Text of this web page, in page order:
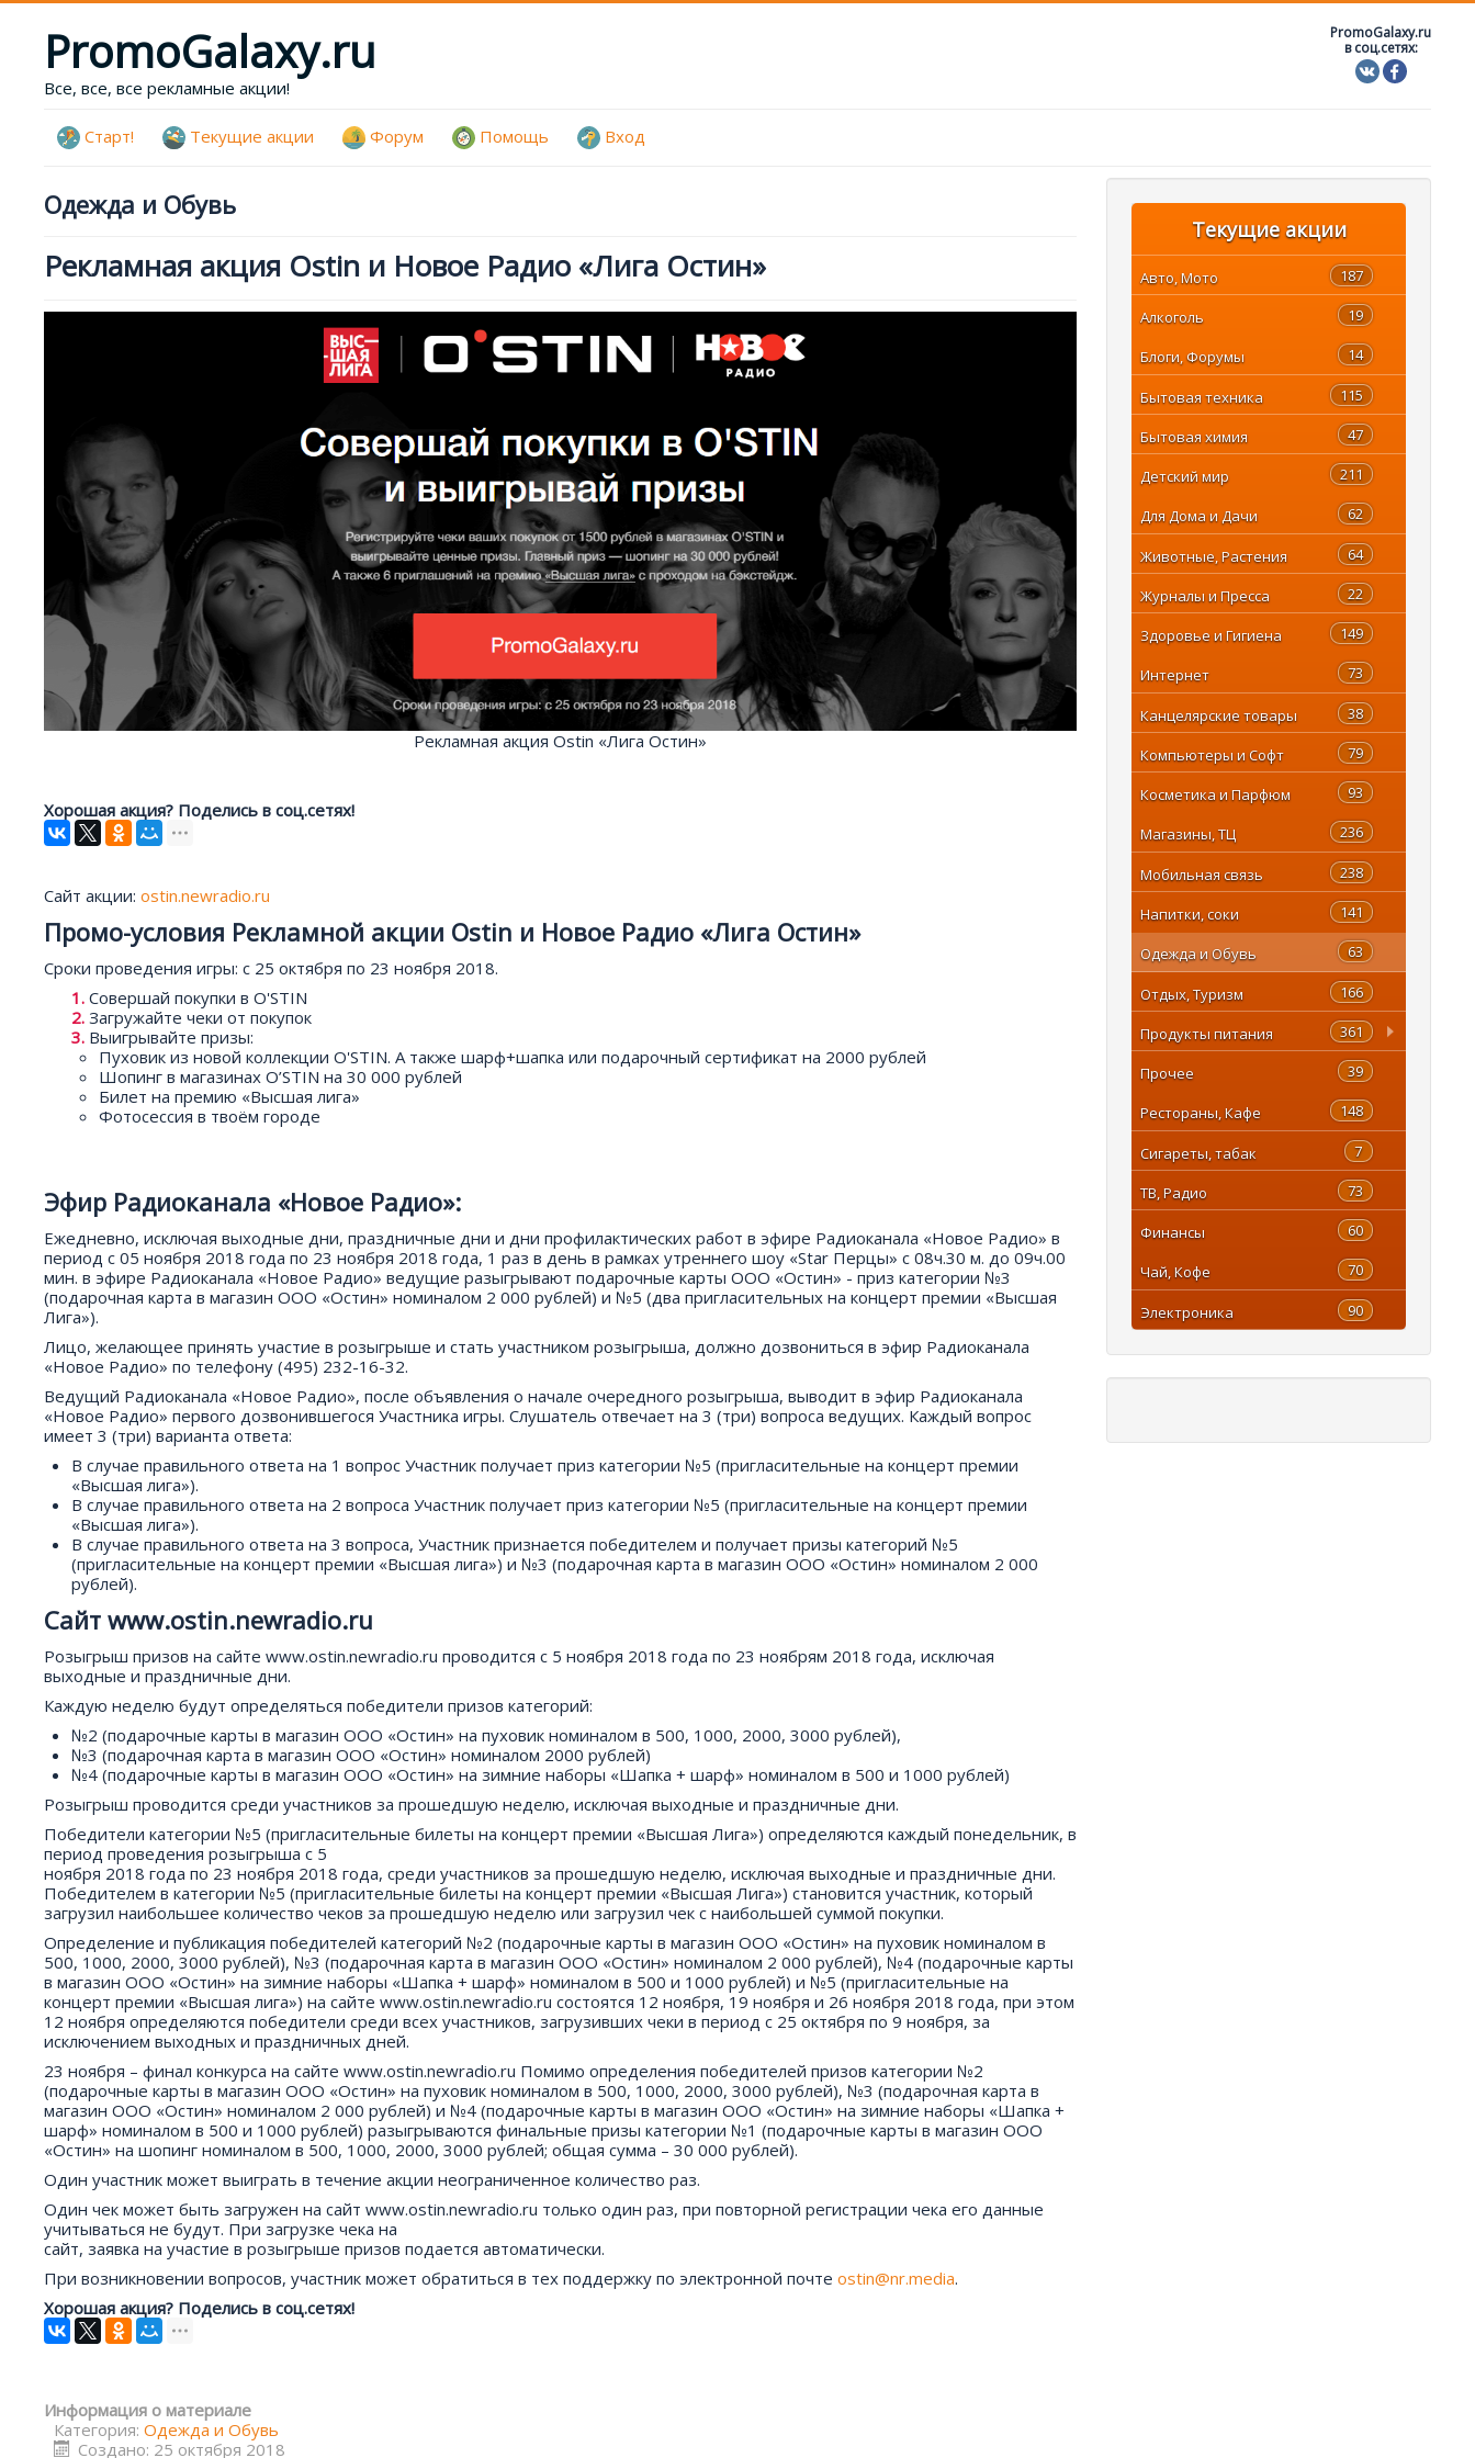
PromoGalaxy.ru
Все, все, все рекламные акции!
PromoGalaxy.ru
в соц.сетях:
Старт! Текущие акции Форум Помощь Вход
Одежда и Обувь
Рекламная акция Ostin и Новое Радио «Лига Остин»
Рекламная акция Ostin «Лига Остин»
Хорошая акция? Поделись в соц.сетях!
Сайт акции: ostin.newradio.ru
Промо-условия Рекламной акции Ostin и Новое Радио «Лига Остин»
Сроки проведения игры: с 25 октября по 23 ноября 2018.
Совершай покупки в O'STIN
Загружайте чеки от покупок
Выигрывайте призы:
Пуховик из новой коллекции O'STIN. А также шарф+шапка или подарочный сертификат на 2000 рублей
Шопинг в магазинах O’STIN на 30 000 рублей
Билет на премию «Высшая лига»
Фотосессия в твоём городе
Эфир Радиоканала «Новое Радио»:
Ежедневно, исключая выходные дни, праздничные дни и дни профилактических работ в эфире Радиоканала «Новое Радио» в
период с 05 ноября 2018 года по 23 ноября 2018 года, 1 раз в день в рамках утреннего шоу «Star Перцы» с 08ч.30 м. до 09ч.00
мин. в эфире Радиоканала «Новое Радио» ведущие разыгрывают подарочные карты ООО «Остин» - приз категории №3
(подарочная карта в магазин ООО «Остин» номиналом 2 000 рублей) и №5 (два пригласительных на концерт премии «Высшая
Лига»).
Лицо, желающее принять участие в розыгрыше и стать участником розыгрыша, должно дозвониться в эфир Радиоканала
«Новое Радио» по телефону (495) 232-16-32.
Ведущий Радиоканала «Новое Радио», после объявления о начале очередного розыгрыша, выводит в эфир Радиоканала
«Новое Радио» первого дозвонившегося Участника игры. Слушатель отвечает на 3 (три) вопроса ведущих. Каждый вопрос
имеет 3 (три) варианта ответа:
В случае правильного ответа на 1 вопрос Участник получает приз категории №5 (пригласительные на концерт премии
«Высшая лига»).
В случае правильного ответа на 2 вопроса Участник получает приз категории №5 (пригласительные на концерт премии
«Высшая лига»).
В случае правильного ответа на 3 вопроса, Участник признается победителем и получает призы категорий №5
(пригласительные на концерт премии «Высшая лига») и №3 (подарочная карта в магазин ООО «Остин» номиналом 2 000
рублей).
Сайт www.ostin.newradio.ru
Розыгрыш призов на сайте www.ostin.newradio.ru проводится с 5 ноября 2018 года по 23 ноябрям 2018 года, исключая
выходные и праздничные дни.
Каждую неделю будут определяться победители призов категорий:
№2 (подарочные карты в магазин ООО «Остин» на пуховик номиналом в 500, 1000, 2000, 3000 рублей),
№3 (подарочная карта в магазин ООО «Остин» номиналом 2000 рублей)
№4 (подарочные карты в магазин ООО «Остин» на зимние наборы «Шапка + шарф» номиналом в 500 и 1000 рублей)
Розыгрыш проводится среди участников за прошедшую неделю, исключая выходные и праздничные дни.
Победители категории №5 (пригласительные билеты на концерт премии «Высшая Лига») определяются каждый понедельник, в
период проведения розыгрыша с 5
ноября 2018 года по 23 ноября 2018 года, среди участников за прошедшую неделю, исключая выходные и праздничные дни.
Победителем в категории №5 (пригласительные билеты на концерт премии «Высшая Лига») становится участник, который
загрузил наибольшее количество чеков за прошедшую неделю или загрузил чек с наибольшей суммой покупки.
Определение и публикация победителей категорий №2 (подарочные карты в магазин ООО «Остин» на пуховик номиналом в
500, 1000, 2000, 3000 рублей), №3 (подарочная карта в магазин ООО «Остин» номиналом 2 000 рублей), №4 (подарочные карты
в магазин ООО «Остин» на зимние наборы «Шапка + шарф» номиналом в 500 и 1000 рублей) и №5 (пригласительные на
концерт премии «Высшая лига») на сайте www.ostin.newradio.ru состоятся 12 ноября, 19 ноября и 26 ноября 2018 года, при этом
12 ноября определяются победители среди всех участников, загрузивших чеки в период с 25 октября по 9 ноября, за
исключением выходных и праздничных дней.
23 ноября – финал конкурса на сайте www.ostin.newradio.ru Помимо определения победителей призов категории №2
(подарочные карты в магазин ООО «Остин» на пуховик номиналом в 500, 1000, 2000, 3000 рублей), №3 (подарочная карта в
магазин ООО «Остин» номиналом 2 000 рублей) и №4 (подарочные карты в магазин ООО «Остин» на зимние наборы «Шапка +
шарф» номиналом в 500 и 1000 рублей) разыгрываются финальные призы категории №1 (подарочные карты в магазин ООО
«Остин» на шопинг номиналом в 500, 1000, 2000, 3000 рублей; общая сумма – 30 000 рублей).
Один участник может выиграть в течение акции неограниченное количество раз.
Один чек может быть загружен на сайт www.ostin.newradio.ru только один раз, при повторной регистрации чека его данные
учитываться не будут. При загрузке чека на
сайт, заявка на участие в розыгрыше призов подается автоматически.
При возникновении вопросов, участник может обратиться в тех поддержку по электронной почте ostin@nr.media.
Хорошая акция? Поделись в соц.сетях!
Информация о материале
Категория: Одежда и Обувь
Создано: 25 октября 2018
Текущие акции
187
Авто, Мото
19
Алкоголь
14
Блоги, Форумы
115
Бытовая техника
47
Бытовая химия
211
Детский мир
62
Для Дома и Дачи
64
Животные, Растения
22
Журналы и Пресса
149
Здоровье и Гигиена
73
Интернет
38
Канцелярские товары
79
Компьютеры и Софт
93
Косметика и Парфюм
236
Магазины, ТЦ
238
Мобильная связь
141
Напитки, соки
63
Одежда и Обувь
166
Отдых, Туризм
361
Продукты питания
39
Прочее
148
Рестораны, Кафе
7
Сигареты, табак
73
ТВ, Радио
60
Финансы
70
Чай, Кофе
90
Электроника